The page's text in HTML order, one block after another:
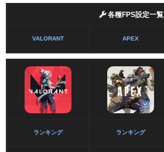
各種FPS設定一覧
VALORANT APEX
ランキング ランキング